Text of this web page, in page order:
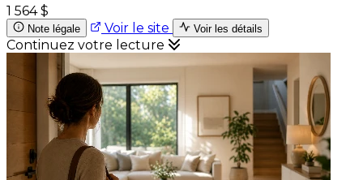
1 564 $
Note légale Voir le site Voir les détails
Continuez votre lecture